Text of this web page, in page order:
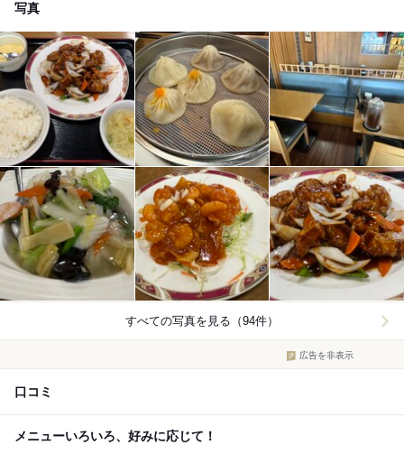
写真
すべての写真を見る（94件）
広告を非表示
口コミ
メニューいろいろ、好みに応じて！